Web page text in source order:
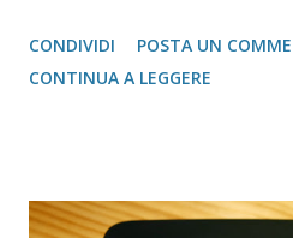
possono upgradare il firmware
attraverso una procedura non
CONDIVIDI
POSTA UN
CONTINUA A LEGGERE